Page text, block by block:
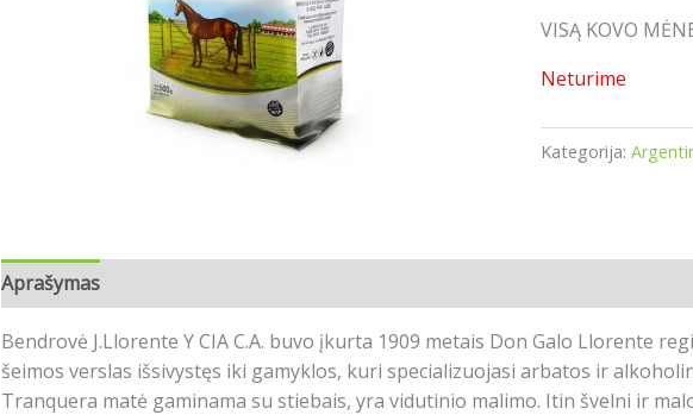
VISĄ KOVO
Neturime
Kategorija:
Aprašymas
Bendrovė J.Llorente Y CIA C.A. buvo įkurta 1909 metais Don Galo Llorente
šeimos verslas išsivystęs iki gamyklos, kuri specializuojasi arbatos ir
Tranquera matė gaminama su stiebais, yra vidutinio malimo. Itin švelni ir